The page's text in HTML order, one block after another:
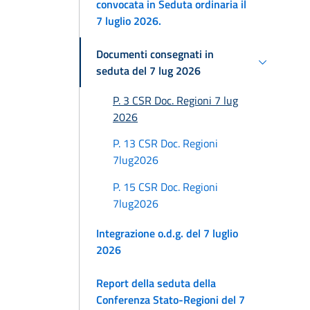
convocata in Seduta ordinaria il
7 luglio 2026.
Documenti consegnati in
seduta del 7 lug 2026
P. 3 CSR Doc. Regioni 7 lug
2026
P. 13 CSR Doc. Regioni
7lug2026
P. 15 CSR Doc. Regioni
7lug2026
Integrazione o.d.g. del 7 luglio
2026
Report della seduta della
Conferenza Stato-Regioni del 7